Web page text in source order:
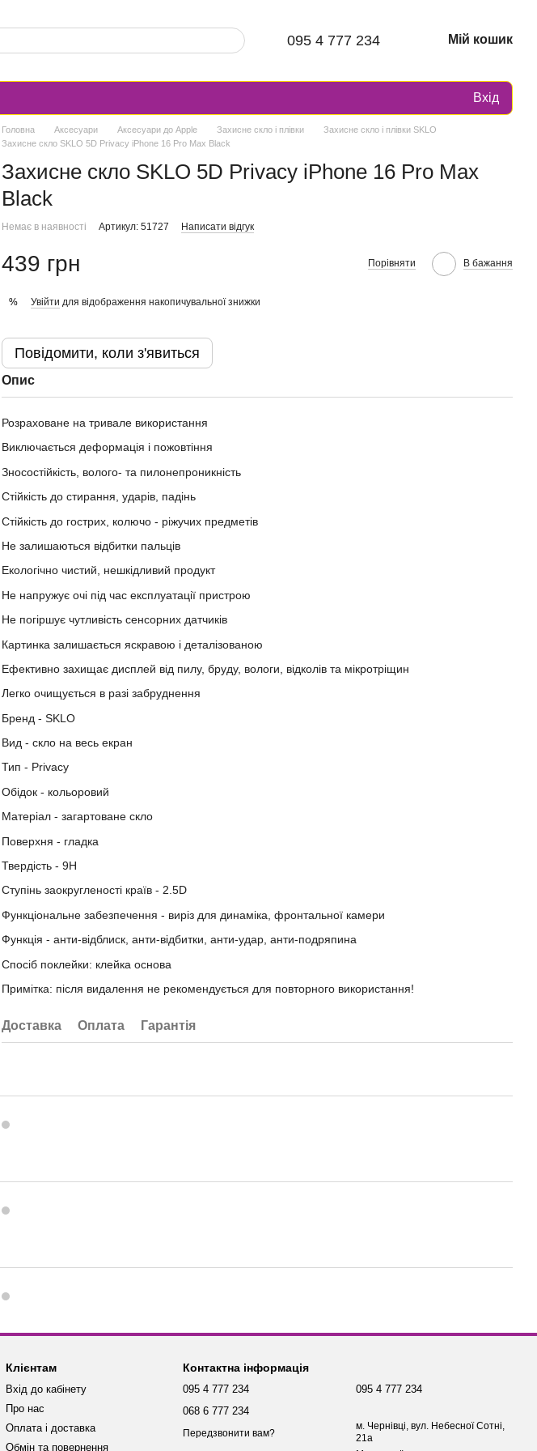
095 4 777 234 Мій кошик
Вхід
Головна Аксесуари Аксесуари до Apple Захисне скло і плівки
Захисне скло і плівки SKLO
Захисне скло SKLO 5D Privacy iPhone 16 Pro Max Black
Захисне скло SKLO 5D Privacy iPhone 16 Pro Max
Black
Немає в наявності Артикул: 51727 Написати відгук
439 грн Порівняти В бажання
% Увійти для відображення накопичувальної знижки
Повідомити, коли з'явиться
Опис
Розраховане на тривале використання
Виключається деформація і пожовтіння
Зносостійкість, волого- та пилонепроникність
Стійкість до стирання, ударів, падінь
Стійкість до гострих, колючо - ріжучих предметів
Не залишаються відбитки пальців
Екологічно чистий, нешкідливий продукт
Не напружує очі під час експлуатації пристрою
Не погіршує чутливість сенсорних датчиків
Картинка залишається яскравою і деталізованою
Ефективно захищає дисплей від пилу, бруду, вологи, відколів та мікротріщин
Легко очищується в разі забруднення
Бренд - SKLO
Вид - скло на весь екран
Тип - Privacy
Обiдок - кольоровий
Матеріал - загартоване скло
Поверхня - гладка
Твердість - 9H
Ступінь заокругленості країв - 2.5D
Функціональне забезпечення - виріз для динаміка, фронтальної камери
Функція - анти-відблиск, анти-відбитки, анти-удар, анти-подряпина
Спосіб поклейки: клейка основа
Примітка: після видалення не рекомендується для повторного використання!
Доставка Оплата Гарантія
Клієнтам
Вхід до кабінету
Про нас
Оплата і доставка
Обмін та повернення
Контактна інформація
095 4 777 234
068 6 777 234
Передзвонити вам?
095 4 777 234
м. Чернівці, вул. Небесної Сотні,
21а